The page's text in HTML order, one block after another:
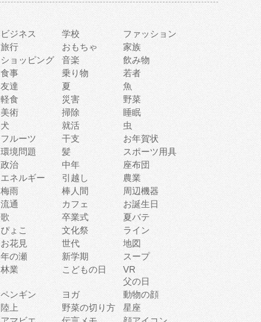
ビジネス 学校
ファッション
旅行 おもちゃ
家族
ショッピング 音楽
飲み物
食事 乗り物
若者
友達 夏
魚
軽食
災害
野菜
美術 掃除
睡眠
犬 就活
虫
フルーツ 干支
お年賀状
環境問題 髪
スポーツ用具
政治 中年
座布団
エネルギー 引越し
農業
梅雨 棒人間
周辺機器
流通 カフェ
お誕生日
歌 卒業式
夏バテ
ぴょこ 文化祭
ライン
お花見 世代
地図
年の瀬 新学期
スープ
林業 こどもの日
VR
父の日
ペンギン ヨガ
動物の顔
陸上 野菜の切り方
星座